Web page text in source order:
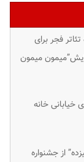
فجر برای
میمون
خیابانی خانه
از جشنواره